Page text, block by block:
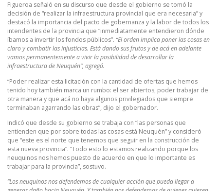
Figueroa señaló en su discurso que desde el gobierno se tomó la
decisión de “realizar la infraestructura provincial que era necesaria” y
destacó la importancia del pacto de gobernanza y la labor de todos los
intendentes de la provincia que “inmediatamente entendieron dónde
íbamos a invertir los fondos públicos”. “El orden implica poner las cosas en
claro y combatir las injusticias. Está dando sus frutos y de acá en adelante
vamos permanentemente a vivir la posibilidad de desarrollar la
infraestructura de Neuquén”, agregó.
“Poder realizar esta licitación con la cantidad de ofertas que hemos
tenido hoy también marca un rumbo: el ser abiertos, poder trabajar de
otra manera y que acá no haya algunos privilegiados que siempre
terminaban agarrando las obras”, dijo el gobernador.
Indicó que desde su gobierno se trabaja con “las personas que
entienden que por sobre todas las cosas está Neuquén” y consideró
que “este es el norte que tenemos que seguir en la construcción de
esta nueva provincia”. “Todo esto lo estamos realizando porque los
neuquinos nos hemos puesto de acuerdo en que lo importante es
trabajar para la provincia”, sostuvo.
“Los neuquinos nos defendemos de cualquier acción que pueda llegar a